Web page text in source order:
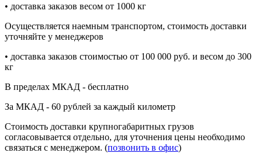
• доставка заказов весом от 1000 кг
Осуществляется наемным транспортом, стоимость доставки
уточняйте у менеджеров
• доставка заказов стоимостью от 100 000 руб. и весом до 300
кг
В пределах МКАД - бесплатно
За МКАД - 60 рублей за каждый километр
Стоимость доставки крупногабаритных грузов
согласовывается отдельно, для уточнения цены необходимо
связаться с менеджером. (позвонить в офис)